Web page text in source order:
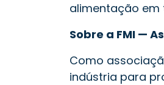
alimentação em
Sobre a FMI —
Como
indústria para